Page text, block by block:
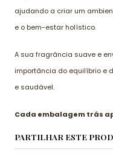
ajudando a criar um
e o bem-estar holístico.
A sua fragrância suave e
importância do equilíbrio e
e saudável.
Cada embalagem trás
PARTILHAR ESTE